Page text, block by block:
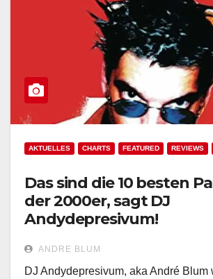
AKTUELLES CHARTS FEATURED REVIEWS
Das sind die 10 besten
der 2000er, sagt DJ
Andydepresivum!
ANDRE BLUM
DJ Andydepresivum, aka André Blum